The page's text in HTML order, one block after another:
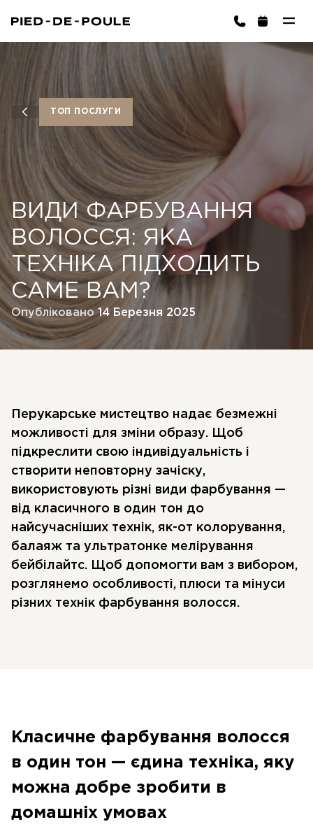
ТОП ПОСЛУГИ
ВИДИ ФАРБУВАННЯ
ВОЛОССЯ: ЯКА
ТЕХНІКА ПІДХОДИТЬ
САМЕ ВАМ?
Опубліковано14 Березня 2025
Перукарське мистецтво надає безмежні
можливості для зміни образу. Щоб
підкреслити свою індивідуальність і
створити неповторну зачіску,
використовують різні види фарбування —
від класичного в один тон до
найсучасніших технік, як-от колорування,
балаяж та ультратонке мелірування
бейбілайтс. Щоб допомогти вам з вибором,
розглянемо особливості, плюси та мінуси
різних технік фарбування волосся.
Класичне фарбування волосся
в один тон — єдина техніка, яку
можна добре зробити в
домашніх умовах
ЗАПИСАТИСЬ
Кошик порожній ОБРАТИ ПОСЛУГУ